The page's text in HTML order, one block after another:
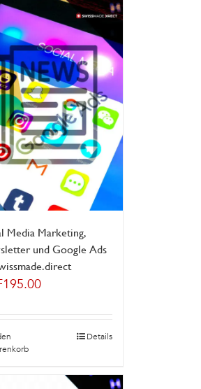
Media Marketing,
und Google Ads
195.00
Details